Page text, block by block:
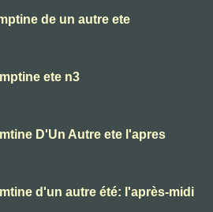
de un autre ete
ete n3
D'Un Autre ete l'apres
d'un autre été: l'après-midi